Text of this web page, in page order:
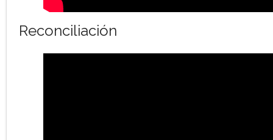
Reconciliación